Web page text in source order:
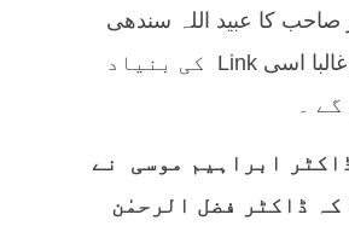
کا عبید اللہ سندھی
سے linkتھا تو غالبا اسی Link کی بنیاد
۔
ابراہیم موسی نے
کہ ڈاکٹر فضل الرحمٰن